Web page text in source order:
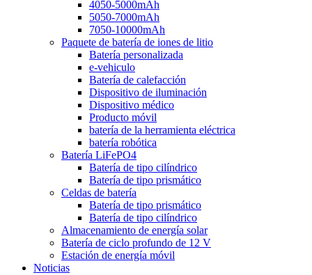
4050-5000mAh
5050-7000mAh
7050-10000mAh
Paquete de batería de iones de litio
Batería personalizada
e-vehiculo
Batería de calefacción
Dispositivo de iluminación
Dispositivo médico
Producto móvil
batería de la herramienta eléctrica
batería robótica
Batería LiFePO4
Batería de tipo cilíndrico
Batería de tipo prismático
Celdas de batería
Batería de tipo prismático
Batería de tipo cilíndrico
Almacenamiento de energía solar
Batería de ciclo profundo de 12 V
Estación de energía móvil
Noticias